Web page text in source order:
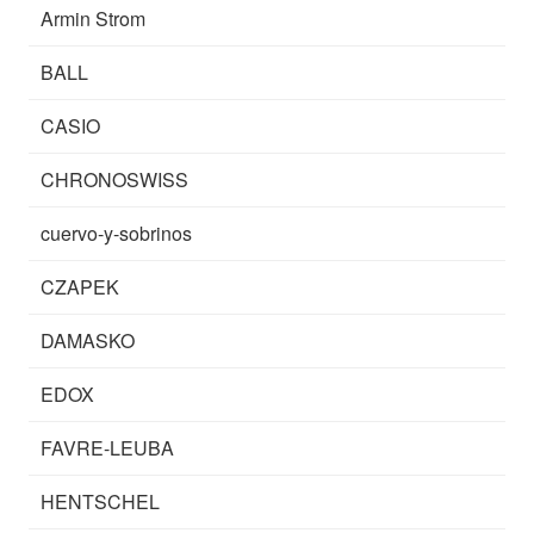
Armin Strom
BALL
CASIO
CHRONOSWISS
cuervo-y-sobrinos
CZAPEK
DAMASKO
EDOX
FAVRE-LEUBA
HENTSCHEL